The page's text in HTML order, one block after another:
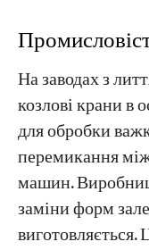
На заводах з
козлові крани в
для обробки
перемикання
машин.
заміни форм
виготовляється.